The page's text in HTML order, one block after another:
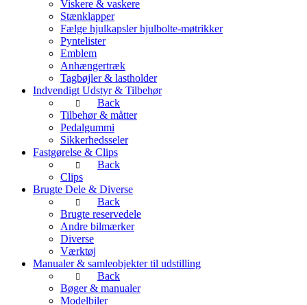
Viskere & vaskere
Stænklapper
Fælge hjulkapsler hjulbolte-møtrikker
Pyntelister
Emblem
Anhængertræk
Tagbøjler & lastholder
Indvendigt Udstyr & Tilbehør
Back
Tilbehør & måtter
Pedalgummi
Sikkerhedsseler
Fastgørelse & Clips
Back
Clips
Brugte Dele & Diverse
Back
Brugte reservedele
Andre bilmærker
Diverse
Værktøj
Manualer & samleobjekter til udstilling
Back
Bøger & manualer
Modelbiler